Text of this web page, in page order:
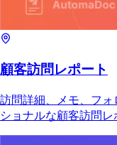
顧客訪問レポート
訪問詳細、メモ、フ
ショナルな顧客訪問